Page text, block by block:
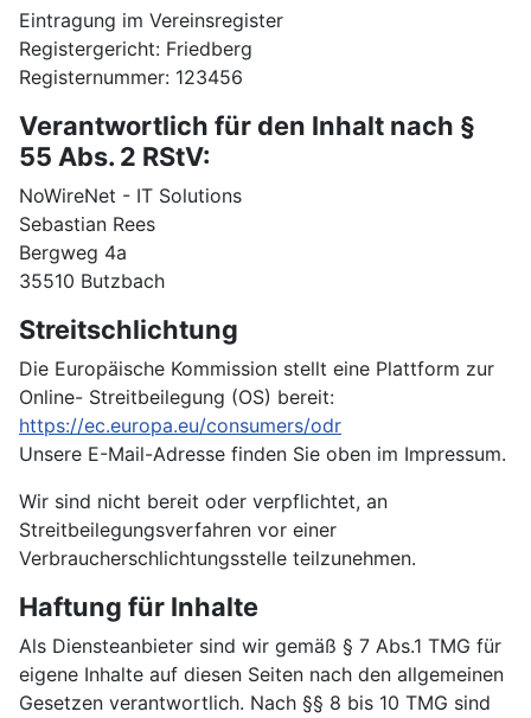
Eintragung im Vereinsregister
Registergericht: Friedberg
Registernummer: 123456
Verantwortlich für den Inhalt nach §
55 Abs. 2 RStV:
NoWireNet - IT Solutions
Sebastian Rees
Bergweg 4a
35510 Butzbach
Streitschlichtung
Die Europäische Kommission stellt eine Plattform zur
Online- Streitbeilegung (OS) bereit:
https://ec.europa.eu/consumers/odr
Unsere E-Mail-Adresse finden Sie oben im Impressum.
Wir sind nicht bereit oder verpflichtet, an
Streitbeilegungsverfahren vor einer
Verbraucherschlichtungsstelle teilzunehmen.
Haftung für Inhalte
Als Diensteanbieter sind wir gemäß § 7 Abs.1 TMG für
eigene Inhalte auf diesen Seiten nach den allgemeinen
Gesetzen verantwortlich. Nach §§ 8 bis 10 TMG sind